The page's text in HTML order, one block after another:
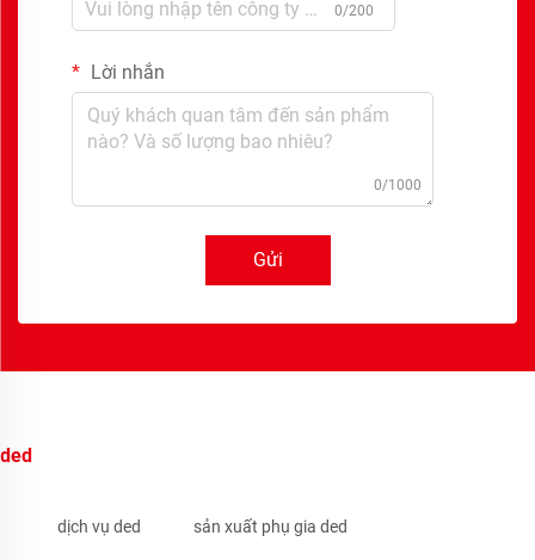
0/200
Lời nhắn
0/1000
Gửi
ded
dịch vụ ded sản xuất phụ gia ded